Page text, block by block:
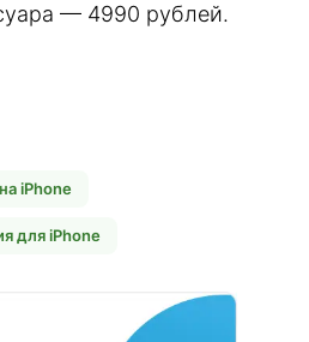
— 4990 рублей.
iPhone
для iPhone